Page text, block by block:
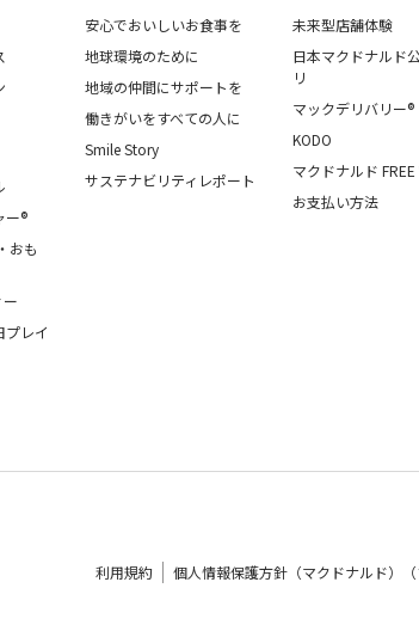
ー®
おも
プレイ
安心でおいしいお食事を
地球環境のために
地域の仲間にサポートを
働きがいをすべての人に
Smile Story
サステナビリティレポート
未来型店舗体験
日本マクドナルド
リ
マックデリバリー®
KODO
マクドナルド FREE
お支払い方法
利用規約 個人情報保護方針（マクドナルド）（